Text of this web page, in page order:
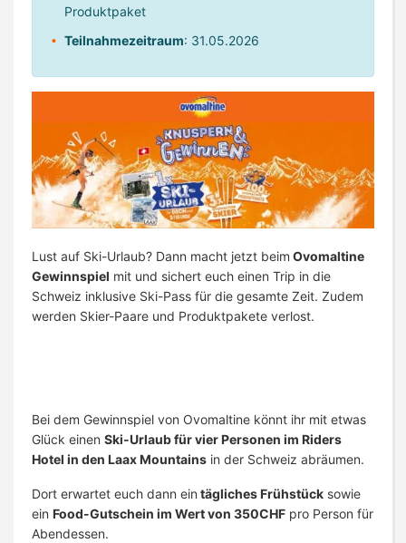
Produktpaket
Teilnahmezeitraum: 31.05.2026
Lust auf Ski-Urlaub? Dann macht jetzt beim Ovomaltine
Gewinnspiel mit und sichert euch einen Trip in die
Schweiz inklusive Ski-Pass für die gesamte Zeit. Zudem
werden Skier-Paare und Produktpakete verlost.
Bei dem Gewinnspiel von Ovomaltine könnt ihr mit etwas
Glück einen Ski-Urlaub für vier Personen im Riders
Hotel in den Laax Mountains in der Schweiz abräumen.
Dort erwartet euch dann ein tägliches Frühstück sowie
ein Food-Gutschein im Wert von 350CHF pro Person für
Abendessen.